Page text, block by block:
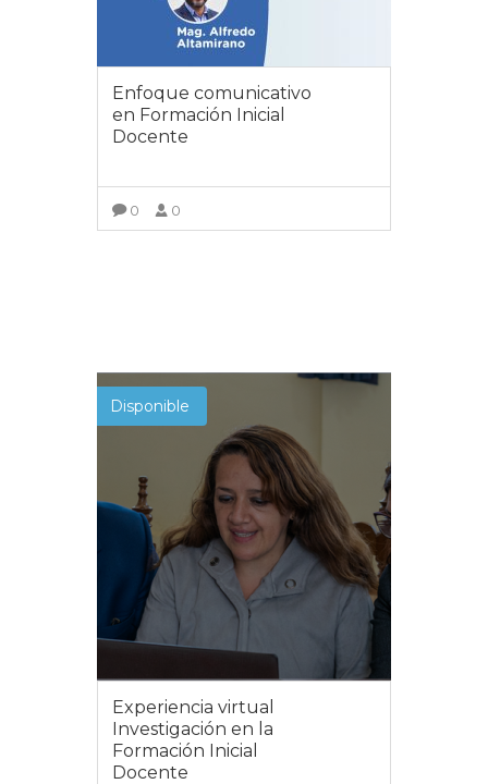
Enfoque comunicativo
en Formación Inicial
Docente
0 0
Disponible
Experiencia virtual
Investigación en la
Formación Inicial
Docente